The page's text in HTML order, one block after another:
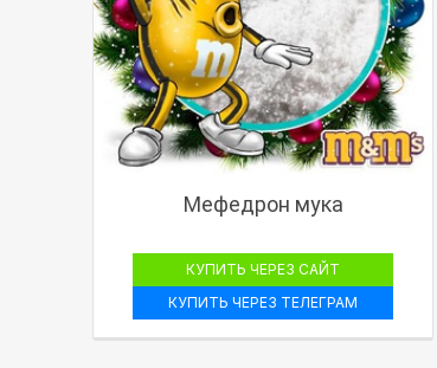
Мефедрон мука
КУПИТЬ ЧЕРЕЗ САЙТ
КУПИТЬ ЧЕРЕЗ ТЕЛЕГРАМ